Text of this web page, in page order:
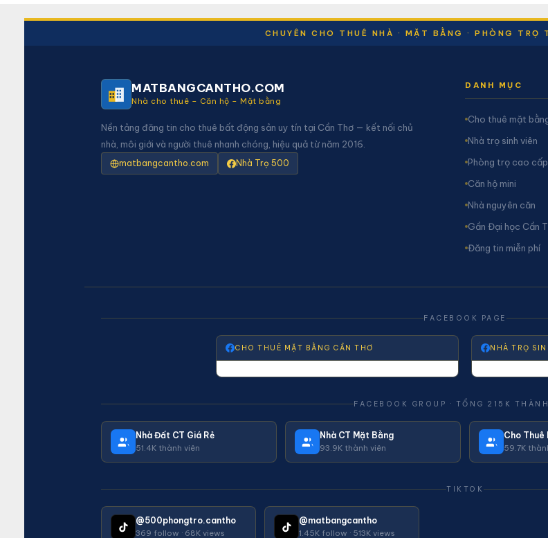
CHUYÊN CHO THUÊ NHÀ · MẶT BẰNG · PHÒNG
MATBANGCANTHO.COM
Nhà cho thuê – Căn hộ – Mặt bằng
Nền tảng đăng tin cho thuê bất động sản uy tín tại Cần Thơ — kết nối chủ
nhà, môi giới và người thuê nhanh chóng, hiệu quả từ năm 2016.
matbangcantho.com Nhà Trọ 500
DANH MỤC
Cho thuê mặt
Nhà trọ sinh viên
Phòng trọ cao cấp
Căn hộ mini
Nhà nguyên căn
Gần Đại học Cần
Đăng tin miễn phí
FACEBOOK PAGE
CHO THUÊ MẶT BẰNG CẦN THƠ NHÀ TRỌ
FACEBOOK GROUP · TỔNG 215K
Nhà Đất CT Giá Rẻ
51.4K thành viên
Nhà CT Mặt Bằng
93.9K thành viên
Cho Thuê
59.7K
TIKTOK
@500phongtro.cantho
369 follow · 68K views
@matbangcantho
1.45K follow · 513K views